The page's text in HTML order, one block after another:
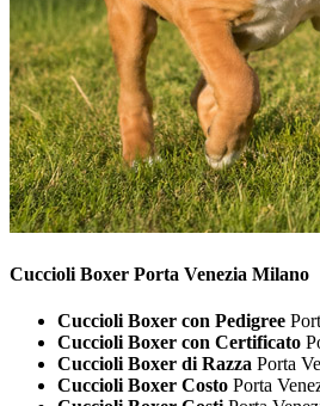
Cuccioli Boxer Porta Venezia Milano
Cuccioli Boxer con Pedigree
Cuccioli Boxer con Certificato
Cuccioli Boxer di Razza Porta
Cuccioli Boxer Costo Porta